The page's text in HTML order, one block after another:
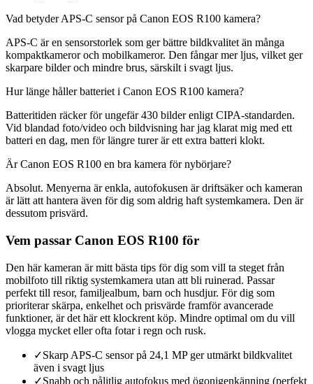
Vad betyder APS-C sensor på Canon EOS R100 kamera?
APS-C är en sensorstorlek som ger bättre bildkvalitet än många
kompaktkameror och mobilkameror. Den fångar mer ljus, vilket ger
skarpare bilder och mindre brus, särskilt i svagt ljus.
Hur länge håller batteriet i Canon EOS R100 kamera?
Batteritiden räcker för ungefär 430 bilder enligt CIPA-standarden.
Vid blandad foto/video och bildvisning har jag klarat mig med ett
batteri en dag, men för längre turer är ett extra batteri klokt.
Är Canon EOS R100 en bra kamera för nybörjare?
Absolut. Menyerna är enkla, autofokusen är driftsäker och kameran
är lätt att hantera även för dig som aldrig haft systemkamera. Den är
dessutom prisvärd.
Vem passar Canon EOS R100 för
Den här kameran är mitt bästa tips för dig som vill ta steget från
mobilfoto till riktig systemkamera utan att bli ruinerad. Passar
perfekt till resor, familjealbum, barn och husdjur. För dig som
prioriterar skärpa, enkelhet och prisvärde framför avancerade
funktioner, är det här ett klockrent köp. Mindre optimal om du vill
vlogga mycket eller ofta fotar i regn och rusk.
✓Skarp APS-C sensor på 24,1 MP ger utmärkt bildkvalitet
även i svagt ljus
✓Snabb och pålitlig autofokus med ögonigenkänning (perfekt